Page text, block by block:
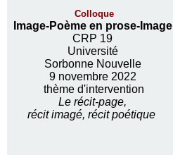
Colloque
Image-Poème en prose-Image
CRP 19
Université
Sorbonne Nouvelle
9 novembre 2022
thème d'intervention
Le récit-page,
récit imagé, récit poétique